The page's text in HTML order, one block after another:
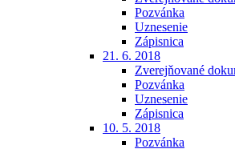
Pozvánka
Uznesenie
Zápisnica
21. 6. 2018
Zverejňované
Pozvánka
Uznesenie
Zápisnica
10. 5. 2018
Pozvánka